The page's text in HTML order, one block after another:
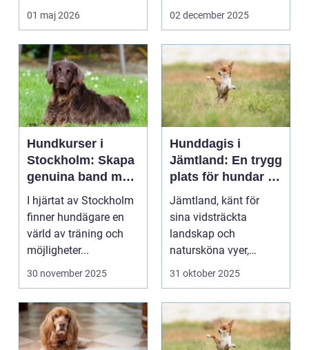
häststall. Runt
Uppsala, me...
01 maj 2026 02 december 2025
Hundkurser i
Stockholm: Skapa
genuina band med
din hund
I hjärtat av Stockholm
finner hundägare en
värld av träning och
möjligheter...
30 november 2025
Hunddagis i
Jämtland: En trygg
plats för hundar i
vårt vackra
landskap
Jämtland, känt för
sina vidsträckta
landskap och
natursköna vyer,
erbjuder ...
31 oktober 2025